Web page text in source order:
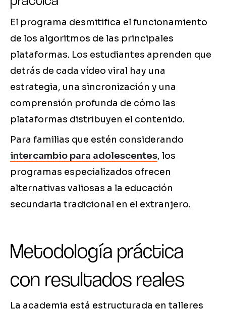
El programa desmitifica el funcionamiento
de los algoritmos de las principales
plataformas. Los estudiantes aprenden que
detrás de cada vídeo viral hay una
estrategia, una sincronización y una
comprensión profunda de cómo las
plataformas distribuyen el contenido.
Para familias que estén considerando
intercambio para adolescentes, los
programas especializados ofrecen
alternativas valiosas a la educación
secundaria tradicional en el extranjero.
Metodología práctica
con resultados reales
La academia está estructurada en talleres